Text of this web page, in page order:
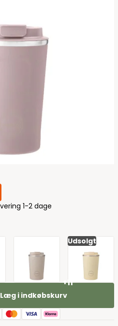
1-2 dage
Udsolgt
+11
Læg i indkøbskurv